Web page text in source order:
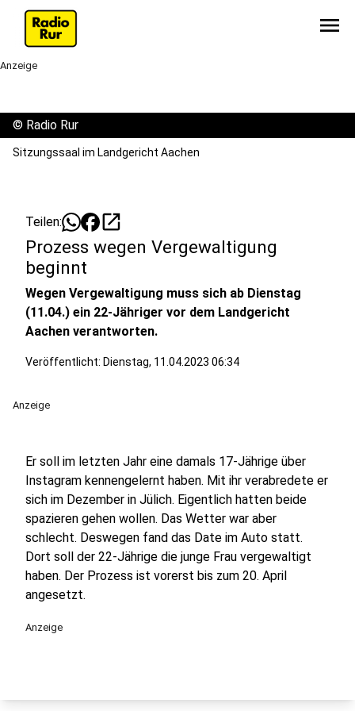
menu
Anzeige
© Radio Rur
Sitzungssaal im Landgericht Aachen
Teilen: open_in_new
Prozess wegen Vergewaltigung
beginnt
Wegen Vergewaltigung muss sich ab Dienstag
(11.04.) ein 22-Jähriger vor dem Landgericht
Aachen verantworten.
Veröffentlicht: Dienstag, 11.04.2023 06:34
Anzeige
Er soll im letzten Jahr eine damals 17-Jährige über
Instagram kennengelernt haben. Mit ihr verabredete er
sich im Dezember in Jülich. Eigentlich hatten beide
spazieren gehen wollen. Das Wetter war aber
schlecht. Deswegen fand das Date im Auto statt.
Dort soll der 22-Jährige die junge Frau vergewaltigt
haben. Der Prozess ist vorerst bis zum 20. April
angesetzt.
Anzeige